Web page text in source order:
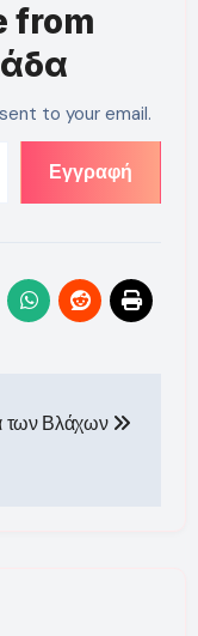
from
to your email.
Εγγραφή
των Βλάχων